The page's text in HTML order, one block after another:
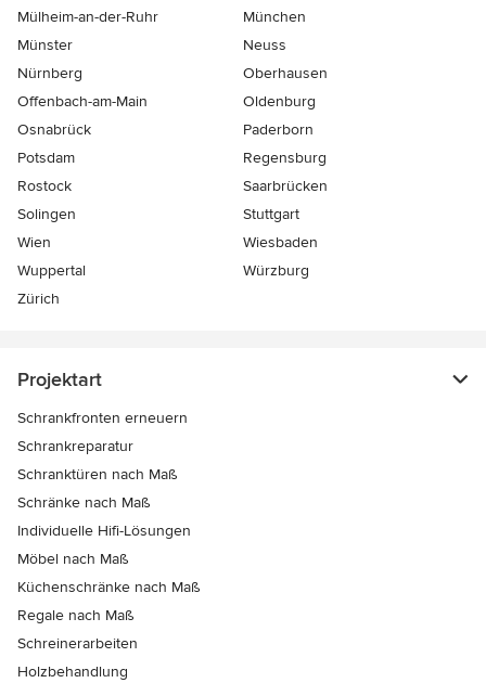
Mülheim-an-der-Ruhr
München
Münster
Neuss
Nürnberg
Oberhausen
Offenbach-am-Main
Oldenburg
Osnabrück
Paderborn
Potsdam
Regensburg
Rostock
Saarbrücken
Solingen
Stuttgart
Wien
Wiesbaden
Wuppertal
Würzburg
Zürich
Projektart
Schrankfronten erneuern
Schrankreparatur
Schranktüren nach Maß
Schränke nach Maß
Individuelle Hifi-Lösungen
Möbel nach Maß
Küchenschränke nach Maß
Regale nach Maß
Schreinerarbeiten
Holzbehandlung